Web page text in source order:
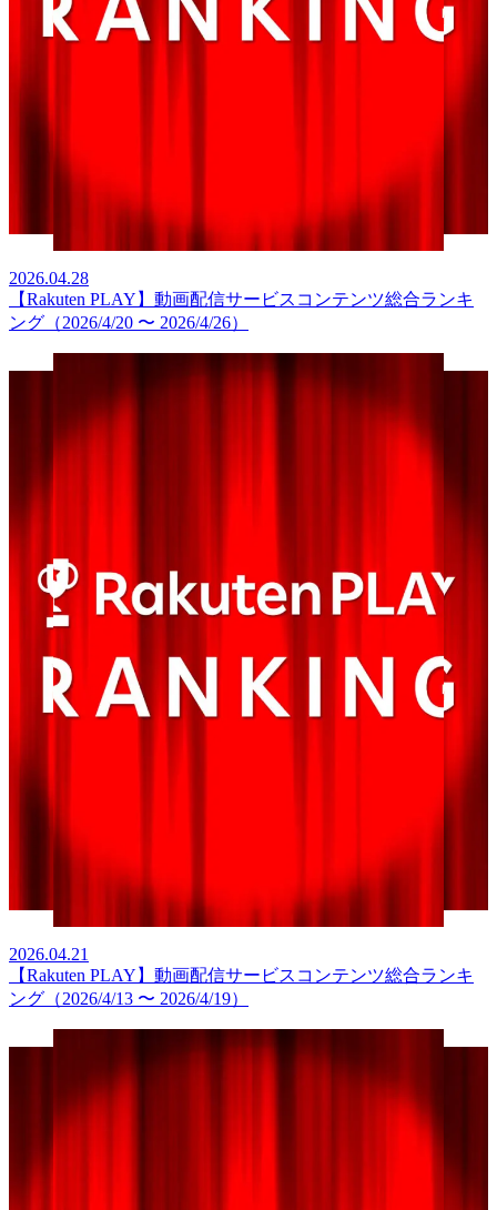
2026.04.28
【Rakuten PLAY】動画配信サービスコンテンツ総合ランキ
ング（2026/4/20 〜 2026/4/26）
2026.04.21
【Rakuten PLAY】動画配信サービスコンテンツ総合ランキ
ング（2026/4/13 〜 2026/4/19）